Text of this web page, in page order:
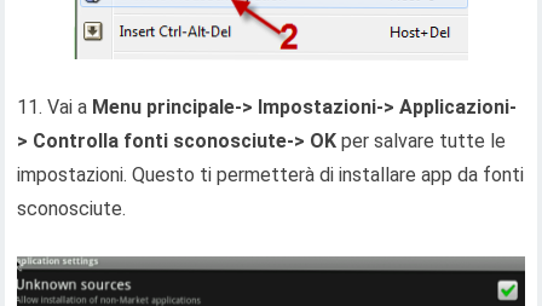
11. Vai a Menu principale-> Impostazioni-> Applicazioni-
> Controlla fonti sconosciute-> OK per salvare tutte le
impostazioni. Questo ti permetterà di installare app da fonti
sconosciute.